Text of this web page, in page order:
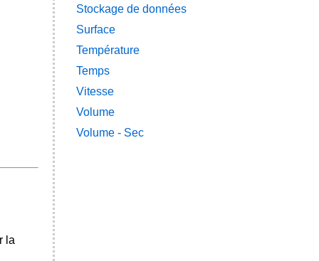
la
Stockage de données
Surface
Température
Temps
Vitesse
Volume
Volume - Sec